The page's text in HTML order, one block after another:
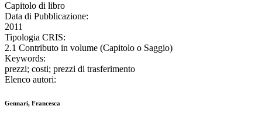
Capitolo di libro
Data di Pubblicazione:
2011
Tipologia CRIS:
2.1 Contributo in volume (Capitolo o Saggio)
Keywords:
prezzi; costi; prezzi di trasferimento
Elenco autori:
Gennari, Francesca